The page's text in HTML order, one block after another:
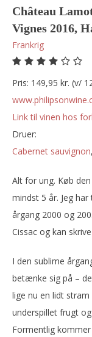
Château
Vignes 2016,
Frankrig
Pris: 149,95 kr. (v/
Link til vinen hos
Druer:
cabernet sauvignon,
Alt for ung. Køb
mindst 5 år. Jeg
årgang 2000 og
Cissac og kan
I den sublime
betænke sig på –
lige nu en lidt
underspillet frugt
Formentlig